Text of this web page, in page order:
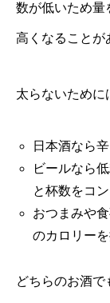
数が低いため量
高くなることが
太らないために
日本酒なら
ビールなら
と杯数をコ
おつまみや
のカロリー
どちらのお酒